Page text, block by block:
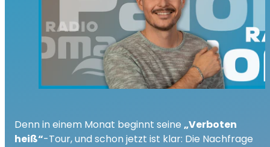
Denn in einem Monat beginnt seine „Verboten
heiß“-Tour, und schon jetzt ist klar: Die Nachfrage